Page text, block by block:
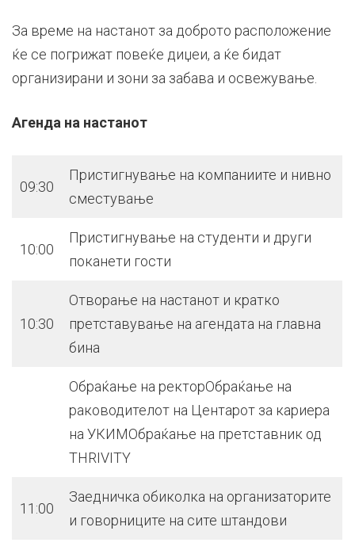
За време на настанот за доброто расположение
ќе се погрижат повеќе диџеи, а ќе бидат
организирани и зони за забава и освежување.
Агенда на настанот
09:30
Пристигнување на компаниите и нивно
сместување
10:00
Пристигнување на студенти и други
поканети гости
10:30
Отворање на настанот и кратко
претставување на агендата на главна
бина
Обраќање на ректорОбраќање на
раководителот на Центарот за кариера
на УКИМОбраќање на претставник од
THRIVITY
11:00
Заедничка обиколка на организаторите
и говорниците на сите штандови